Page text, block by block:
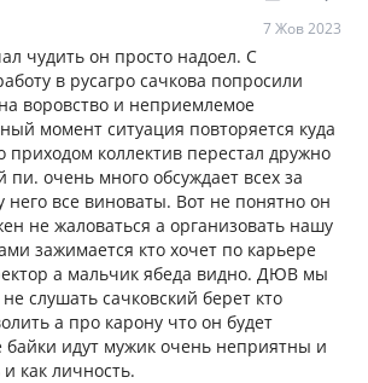
7 Жов 2023
чудить он просто надоел. С
в русагро сачкова попросили
воровство и неприемлемое
момент ситуация повторяется куда
приходом коллектив перестал дружно
пи. очень много обсуждает всех за
него все виноваты. Вот не понятно он
не жаловаться а организовать нашу
зажимается кто хочет по карьере
а мальчик ябеда видно. ДЮВ мы
слушать сачковский берет кто
а про карону что он будет
идут мужик очень неприятны и
как личность.